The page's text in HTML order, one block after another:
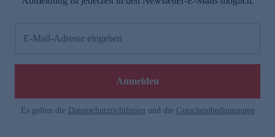
E-Mail-Adresse eingeben
Anmelden
Es gelten die Datenschutzrichtlinien und die Gutscheinbedingungen